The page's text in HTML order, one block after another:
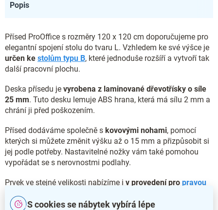
S cookies se nábytek vybírá lépe
Popis
Přísed ProOffice s rozměry 120 x 120 cm doporučujeme pro
elegantní spojení stolu do tvaru L. Vzhledem ke své výšce je
určen ke stolům typu B, které jednoduše rozšíří a vytvoří tak
další pracovní plochu.
Deska přísedu je vyrobena z laminované dřevotřísky o síle
25 mm. Tuto desku lemuje ABS hrana, která má sílu 2 mm a
chrání ji před poškozením.
Přísed dodáváme společně s kovovými nohami, pomocí
kterých si můžete změnit výšku až o 15 mm a přizpůsobit si
jej podle potřeby. Nastavitelné nožky vám také pomohou
vypořádat se s nerovnostmi podlahy.
Prvek ve stejné velikosti nabízíme i v provedení pro pravou